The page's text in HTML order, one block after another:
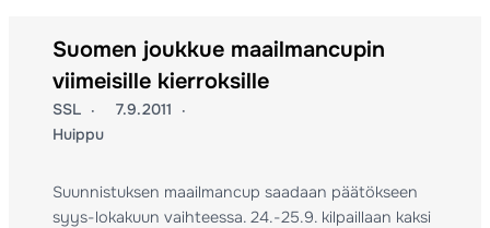
Suomen joukkue maailmancupin
viimeisille kierroksille
SSL
7.9.2011
Huippu
Suunnistuksen maailmancup saadaan päätökseen
syys-lokakuun vaihteessa. 24.-25.9. kilpaillaan kaksi